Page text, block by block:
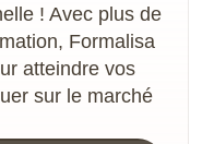
! Avec plus de
Formalisa
atteindre vos
sur le marché